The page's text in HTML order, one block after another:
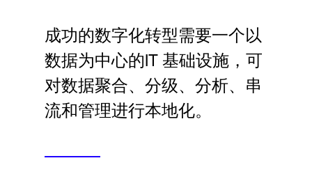
Language
登录
成功的数字化转型需要一个以
数据为中心的IT 基础设施，可
对数据聚合、分级、分析、串
流和管理进行本地化。